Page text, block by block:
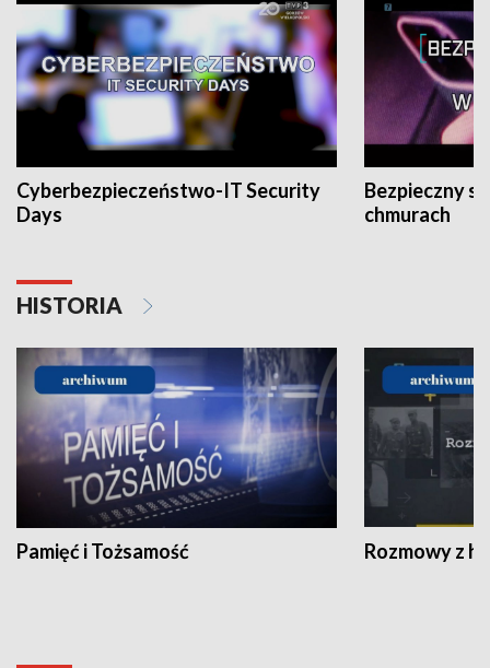
Cyberbezpieczeństwo-IT Security
Days
Bezpieczny
chmurach
HISTORIA
Pamięć i Tożsamość Rozmowy z